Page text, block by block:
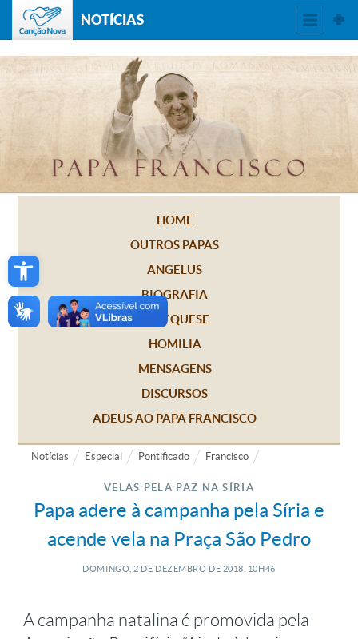
Open toolbar
NOTÍCIAS
HOME
OUTROS PAPAS
ANGELUS
BIOGRAFIA
CATEQUESE
HOMILIA
MENSAGENS
DISCURSOS
ADEUS AO PAPA FRANCISCO
Notícias Especial Pontificado Francisco
VELAS PELA PAZ NA SÍRIA
Papa adere à campanha pela Síria e
acende vela na Praça São Pedro
DOMINGO, 2 DE DEZEMBRO DE 2018, 10H46
A campanha natalina é promovida pela